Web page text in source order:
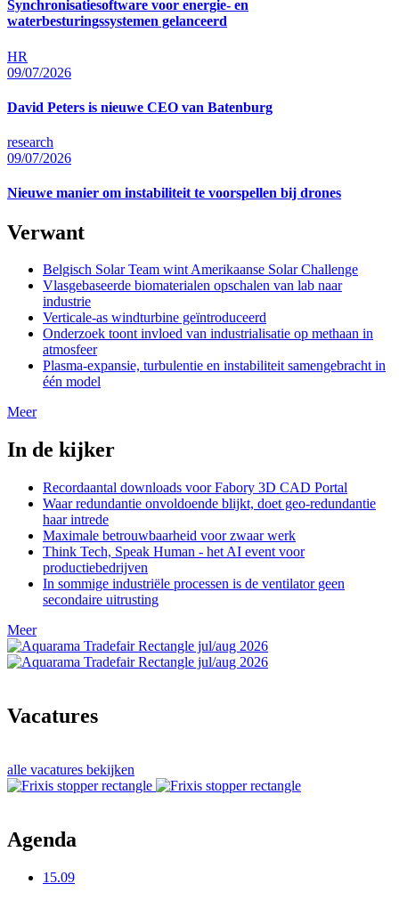
Synchronisatiesoftware voor energie- en
waterbesturingssystemen gelanceerd
HR
09/07/2026
David Peters is nieuwe CEO van Batenburg
research
09/07/2026
Nieuwe manier om instabiliteit te voorspellen bij drones
Verwant
Belgisch Solar Team wint Amerikaanse Solar Challenge
Vlasgebaseerde biomaterialen opschalen van lab naar
industrie
Verticale-as windturbine geïntroduceerd
Onderzoek toont invloed van industrialisatie op methaan in
atmosfeer
Plasma-expansie, turbulentie en instabiliteit samengebracht in
één model
Meer
In de kijker
Recordaantal downloads voor Fabory 3D CAD Portal
Waar redundantie onvoldoende blijkt, doet geo-redundantie
haar intrede
Maximale betrouwbaarheid voor zwaar werk
Think Tech, Speak Human - het AI event voor
productiebedrijven
In sommige industriële processen is de ventilator geen
secondaire uitrusting
Meer
Vacatures
alle vacatures bekijken
Agenda
15.09